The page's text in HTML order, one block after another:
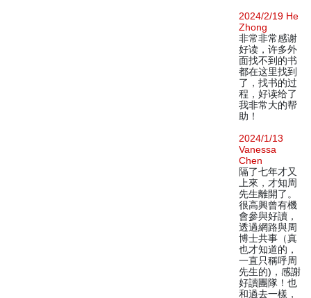
2024/2/19 He
Zhong
非常非常感谢
好读，许多外
面找不到的书
都在这里找到
了，找书的过
程，好读给了
我非常大的帮
助！
2024/1/13
Vanessa
Chen
隔了七年才又
上來，才知周
先生離開了。
很高興曾有機
會參與好讀，
透過網路與周
博士共事（真
也才知道的，
一直只稱呼周
先生的)，感謝
好讀團隊！也
和過去一樣，